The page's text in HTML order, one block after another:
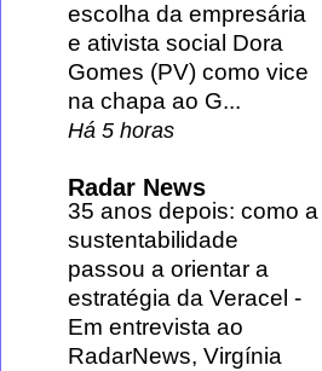
escolha da empresária
e ativista social Dora
Gomes (PV) como vice
na chapa ao G...
Há 5 horas
Radar News
35 anos depois: como a
sustentabilidade
passou a orientar a
estratégia da Veracel -
Em entrevista ao
RadarNews, Virgínia